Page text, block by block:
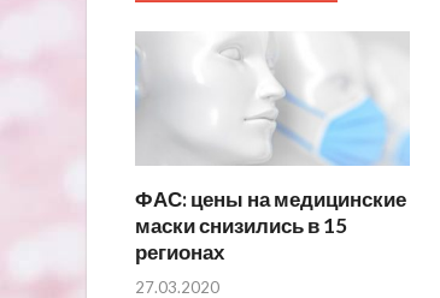
ФАС: цены на медицинские
маски снизились в 15
регионах
27.03.2020